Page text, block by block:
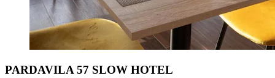
PARDAVILA 57 SLOW HOTEL